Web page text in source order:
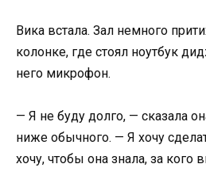
Вика встала. Зал немного
колонке, где стоял ноутбук
него микрофон.
— Я не буду долго, — сказала
ниже обычного. — Я хочу
хочу, чтобы она знала, за кого